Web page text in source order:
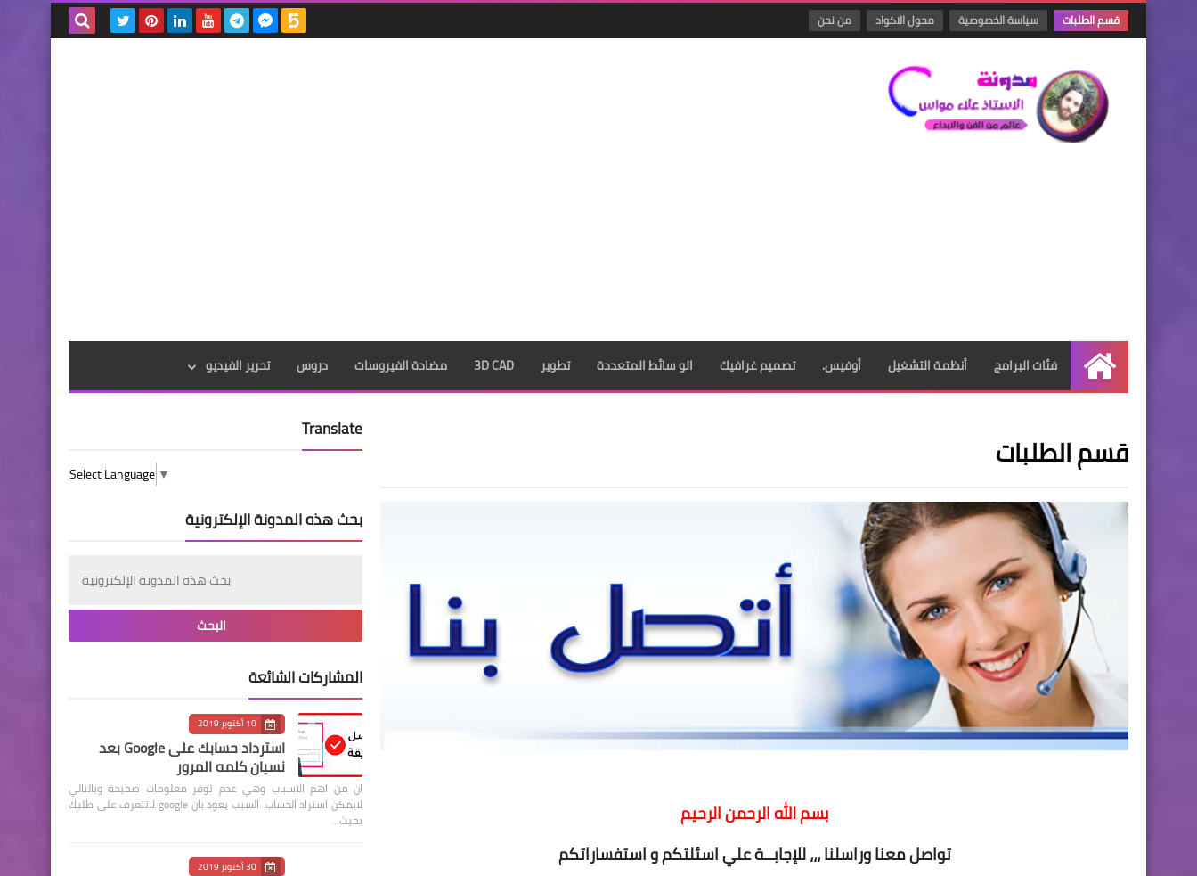
قسم الطلبات سياسة الخصوصية محول الاكواد من نحن
الرئيسية
فئات البرامج أنظمة التشغيل أوفيس. تصميم غرافيك الو سائط المتعددة تطوير 3D CAD مضادة الفيروسات دروس تحرير الفيديو
قسم الطلبات
بسم الله الرحمن الرحيم
تواصل معنا وراسلنا ،،، للإجابــة علي اسئلتكم و استفساراتكم
Translate
Select Language ▼
بحث هذه المدونة الإلكترونية
المشاركات الشائعة
10 أكتوبر 2019
استرداد حسابك على Google بعد
نسيان كلمه المرور
ان من اهم الاسباب وهي عدم توفر معلومات صحيحة وبالتالي
لايمكن استراد الحساب .السبب يعود بان google لاتتعرف على طلبك
بحيث…
30 أكتوبر 2019